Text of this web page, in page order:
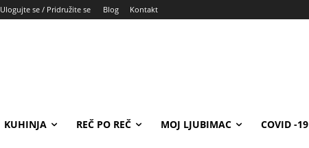
Ulogujte se / Pridružite se Blog Kontakt
KUHINJA REČ PO REČ MOJ LJUBIMAC COVID -19